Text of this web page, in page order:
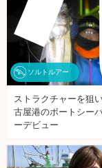
ソルトルアー
ストラクチャーを狙
古屋港のボートシー
ーデビュー